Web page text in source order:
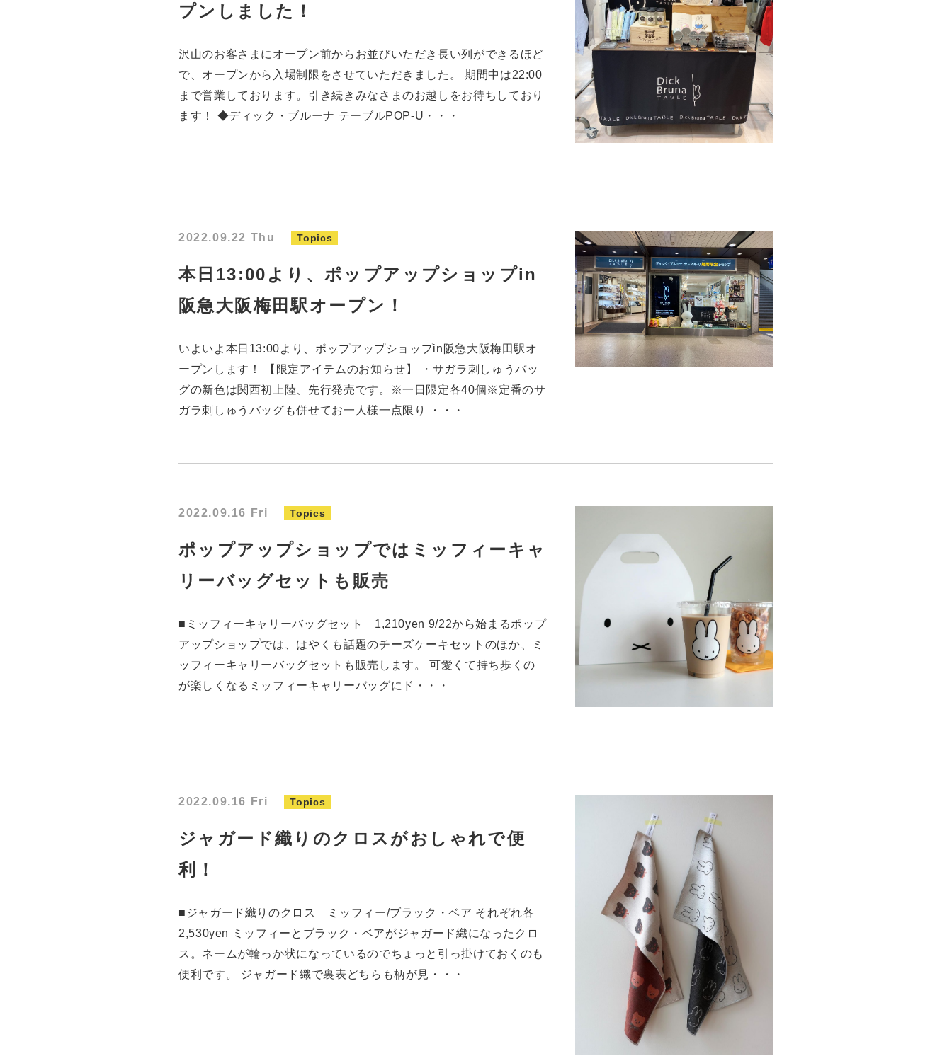
プンしました！
沢山のお客さまにオープン前からお並びいただき長い列ができるほど
で、オープンから入場制限をさせていただきました。 期間中は22:00
まで営業しております。引き続きみなさまのお越しをお待ちしており
ます！ ◆ディック・ブルーナ テーブルPOP-U・・・
2022.09.22 Thu Topics
本日13:00より、ポップアップショップin
阪急大阪梅田駅オープン！
いよいよ本日13:00より、ポップアップショップin阪急大阪梅田駅オ
ープンします！ 【限定アイテムのお知らせ】 ・サガラ刺しゅうバッ
グの新色は関西初上陸、先行発売です。※一日限定各40個※定番のサ
ガラ刺しゅうバッグも併せてお一人様一点限り ・・・
2022.09.16 Fri Topics
ポップアップショップではミッフィーキャ
リーバッグセットも販売
■ミッフィーキャリーバッグセット 1,210yen 9/22から始まるポップ
アップショップでは、はやくも話題のチーズケーキセットのほか、ミ
ッフィーキャリーバッグセットも販売します。 可愛くて持ち歩くの
が楽しくなるミッフィーキャリーバッグにド・・・
2022.09.16 Fri Topics
ジャガード織りのクロスがおしゃれで便
利！
■ジャガード織りのクロス ミッフィー/ブラック・ベア それぞれ各
2,530yen ミッフィーとブラック・ベアがジャガード織になったクロ
ス。ネームが輪っか状になっているのでちょっと引っ掛けておくのも
便利です。 ジャガード織で裏表どちらも柄が見・・・